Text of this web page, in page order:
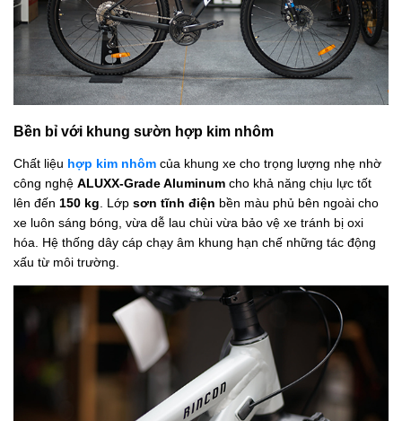
Bền bỉ với khung sườn hợp kim nhôm
Chất liệu hợp kim nhôm của khung xe cho trọng lượng nhẹ nhờ
công nghệ ALUXX-Grade Aluminum cho khả năng chịu lực tốt
lên đến 150 kg . Lớp sơn tĩnh điện bền màu phủ bên ngoài cho
xe luôn sáng bóng, vừa dễ lau chùi vừa bảo vệ xe tránh bị oxi
hóa. Hệ thống dây cáp chạy âm khung hạn chế những tác động
xấu từ môi trường.